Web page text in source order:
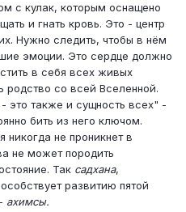
с кулак, которым оснащено
и гнать кровь. Это - центр
Нужно следить, чтобы в нём
эмоции. Это сердце должно
в себя всех живых
родство со всей Вселенной.
это также и сущность всех" -
бить из него ключом.
никогда не проникнет в
не может породить
Так садхана,
развитию пятой
ахимсы.